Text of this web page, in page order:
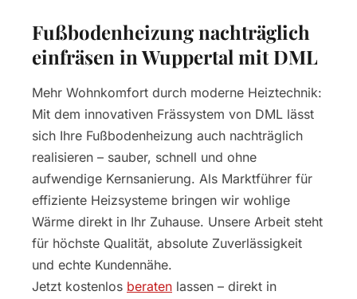
Fußbodenheizung nachträglich
einfräsen in Wuppertal mit DML
Mehr Wohnkomfort durch moderne Heiztechnik:
Mit dem innovativen Frässystem von DML lässt
sich Ihre Fußbodenheizung auch nachträglich
realisieren – sauber, schnell und ohne
aufwendige Kernsanierung. Als Marktführer für
effiziente Heizsysteme bringen wir wohlige
Wärme direkt in Ihr Zuhause. Unsere Arbeit steht
für höchste Qualität, absolute Zuverlässigkeit
und echte Kundennähe.
Jetzt kostenlos beraten lassen – direkt in